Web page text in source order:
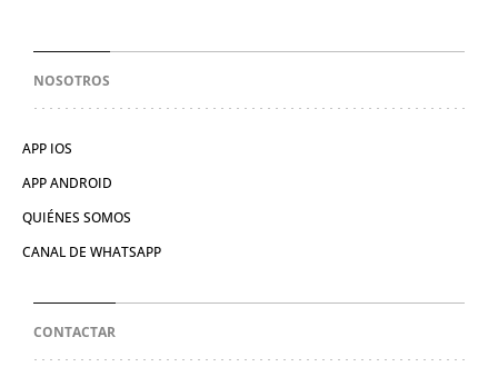
NOSOTROS
APP IOS
APP ANDROID
QUIÉNES SOMOS
CANAL DE WHATSAPP
CONTACTAR